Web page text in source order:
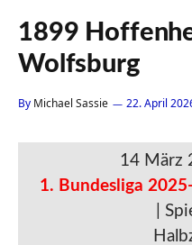
1899
Wolfsburg
By Michael Sassie 22. April
14 März
1. Bundesliga
|